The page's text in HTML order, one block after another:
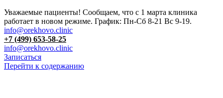
Уважаемые пациенты! Сообщаем, что с 1 марта клиника
работает в новом режиме. График: Пн-Сб 8-21 Вс 9-19.
info@orekhovo.clinic
+7 (499) 653-58-25
info@orekhovo.clinic
Записаться
Перейти к содержанию